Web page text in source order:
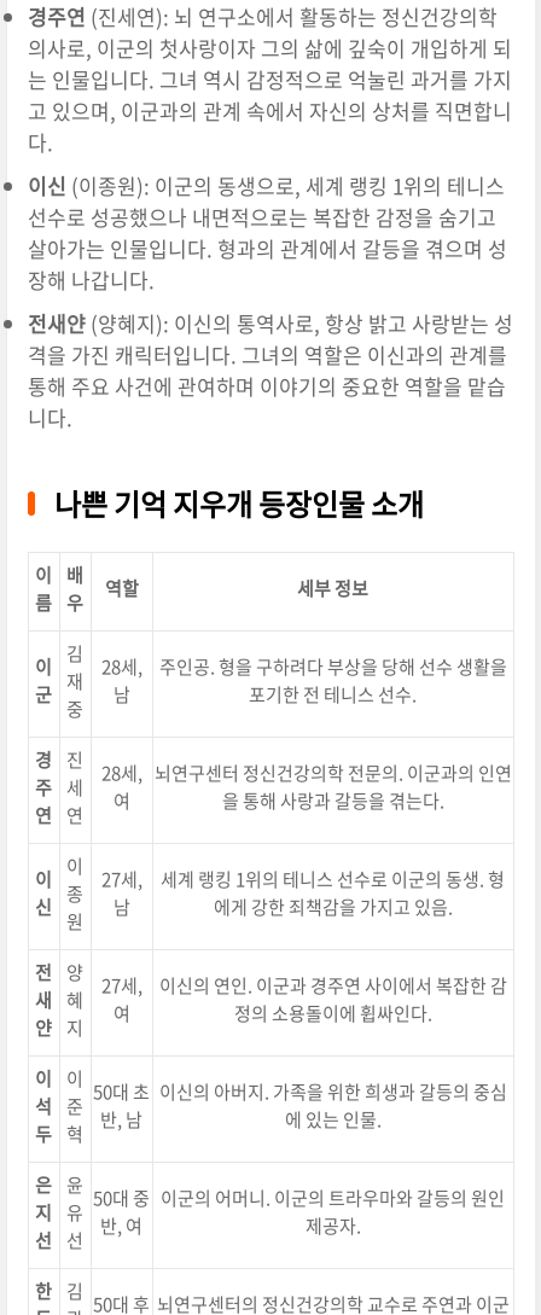
경주연 (진세연): 뇌 연구소에서 활동하는 정신건강의학
의사로, 이군의 첫사랑이자 그의 삶에 깊숙이 개입하게 되
는 인물입니다. 그녀 역시 감정적으로 억눌린 과거를 가지
고 있으며, 이군과의 관계 속에서 자신의 상처를 직면합니
다.
이신 (이종원): 이군의 동생으로, 세계 랭킹 1위의 테니스
선수로 성공했으나 내면적으로는 복잡한 감정을 숨기고
살아가는 인물입니다. 형과의 관계에서 갈등을 겪으며 성
장해 나갑니다.
전새얀(양혜지): 이신의 통역사로, 항상 밝고 사랑받는 성
격을 가진 캐릭터입니다. 그녀의 역할은 이신과의 관계를
통해 주요 사건에 관여하며 이야기의 중요한 역할을 맡습
니다.
나쁜 기억 지우개 등장인물 소개
이
름
배
우
역할 세부 정보
이
군
김
재
중
28세,
남
주인공. 형을 구하려다 부상을 당해 선수 생활을
포기한 전 테니스 선수.
경
주
연
진
세
연
28세,
여
뇌연구센터 정신건강의학 전문의. 이군과의 인연
을 통해 사랑과 갈등을 겪는다.
이
신
이
종
원
27세,
남
세계 랭킹 1위의 테니스 선수로 이군의 동생. 형
에게 강한 죄책감을 가지고 있음.
전
새
얀
양
혜
지
27세,
여
이신의 연인. 이군과 경주연 사이에서 복잡한 감
정의 소용돌이에 휩싸인다.
이
석
두
이
준
혁
50대 초
반, 남
이신의 아버지. 가족을 위한 희생과 갈등의 중심
에 있는 인물.
은
지
선
윤
유
선
50대 중
반, 여
이군의 어머니. 이군의 트라우마와 갈등의 원인
제공자.
한 김 50대 후 뇌연구센터의 정신건강의학 교수로 주연과 이군